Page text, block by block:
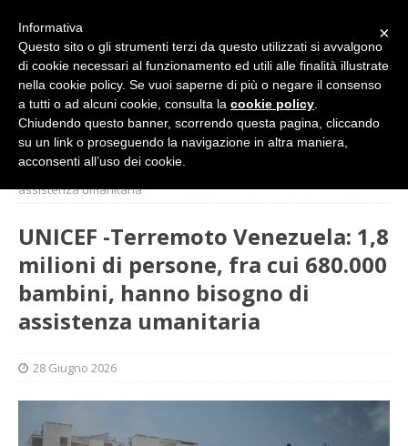
L'ALTRA PAGINA
UNICEF -Terremoto Venezuela:
1,8 milioni di persone, fra cui 680.000 bambini, hanno bisogno di
assistenza umanitaria
UNICEF -Terremoto Venezuela: 1,8
milioni di persone, fra cui 680.000
bambini, hanno bisogno di
assistenza umanitaria
28 Giugno 2026
×
Informativa
Questo sito o gli strumenti terzi da questo utilizzati si avvalgono
di cookie necessari al funzionamento ed utili alle finalità illustrate
nella cookie policy. Se vuoi saperne di più o negare il consenso
a tutti o ad alcuni cookie, consulta la cookie policy
Chiudendo questo banner, scorrendo questa pagina, cliccando
su un link o proseguendo la navigazione in altra maniera,
acconsenti all’uso dei cookie.